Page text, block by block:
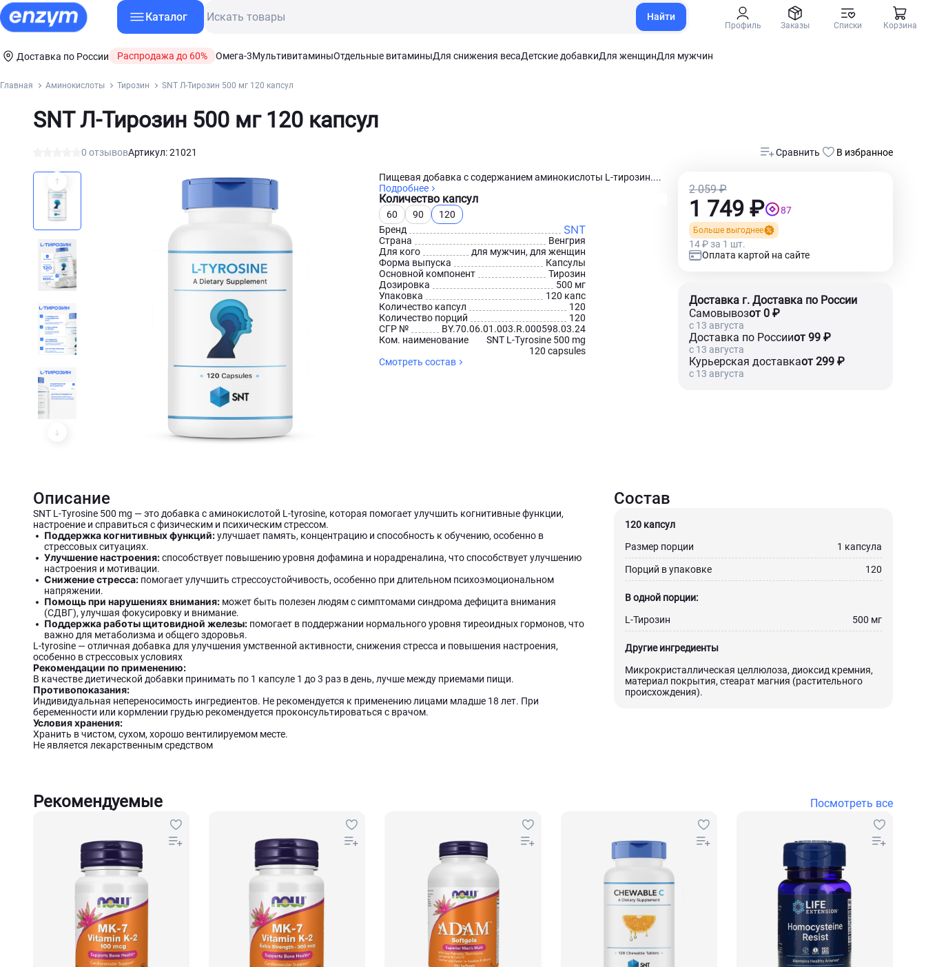
Каталог Найти
Профиль Заказы Списки Корзина
Доставка по России Распродажа до 60% Омега-3МультивитаминыОтдельные витаминыДля снижения весаДетские добавкиДля женщинДля мужчин
Главная Аминокислоты Тирозин SNT Л-Тирозин 500 мг 120 капсул
SNT Л-Тирозин 500 мг 120 капсул
0 отзывовАртикул: 21021 Сравнить В избранное
Пищевая добавка с содержанием аминокислоты L-тирозин....
Подробнее
Количество капсул
60 90
120
Бренд
SNT
Страна
Венгрия
Для кого
для мужчин, для женщин
Форма выпуска
Капсулы
Основной компонент
Тирозин
Дозировка
500 мг
Упаковка
120 капс
Количество капсул
120
Количество порций
120
СГР №
BY.70.06.01.003.R.000598.03.24
Ком. наименование
SNT L-Tyrosine 500 mg
120 capsules
Смотреть состав
2 059 ₽
1 749 ₽ 87
Больше выгоднее
14 ₽ за 1 шт.
Оплата картой на сайте
Доставка г. Доставка по России
Самовывозот 0 ₽
c 13 августа
Доставка по Россииот 99 ₽
c 13 августа
Курьерская доставкаот 299 ₽
c 13 августа
Описание Состав
SNT L-Tyrosine 500 mg — это добавка с аминокислотой L-tyrosine, которая помогает улучшить когнитивные функции,
настроение и справиться с физическим и психическим стрессом.
Поддержка когнитивных функций:улучшает память, концентрацию и способность к обучению, особенно в
стрессовых ситуациях.
Улучшение настроения:способствует повышению уровня дофамина и норадреналина, что способствует улучшению
настроения и мотивации.
Снижение стресса: помогает улучшить стрессоустойчивость, особенно при длительном психоэмоциональном
напряжении.
Помощь при нарушениях внимания: может быть полезен людям с симптомами синдрома дефицита внимания
(СДВГ), улучшая фокусировку и внимание.
Поддержка работы щитовидной железы: помогает в поддержании нормального уровня тиреоидных гормонов, что
важно для метаболизма и общего здоровья.
L-tyrosine — отличная добавка для улучшения умственной активности, снижения стресса и повышения настроения,
особенно в стрессовых условиях
Рекомендации по применению:
В качестве диетической добавки принимать по 1 капсуле 1 до 3 раз в день, лучше между приемами пищи.
Противопоказания:
Индивидуальная непереносимость ингредиентов. Не рекомендуется к применению лицами младше 18 лет. При
беременности или кормлении грудью рекомендуется проконсультироваться с врачом.
Условия хранения:
Хранить в чистом, сухом, хорошо вентилируемом месте.
Не является лекарственным средством
120 капсул
Размер порции
1 капсула
Порций в упаковке 120
В одной порции:
L-Тирозин
500 мг
Другие ингредиенты
Микрокристаллическая целлюлоза, диоксид кремния,
материал покрытия, стеарат магния (растительного
происхождения).
Рекомендуемые Посмотреть все